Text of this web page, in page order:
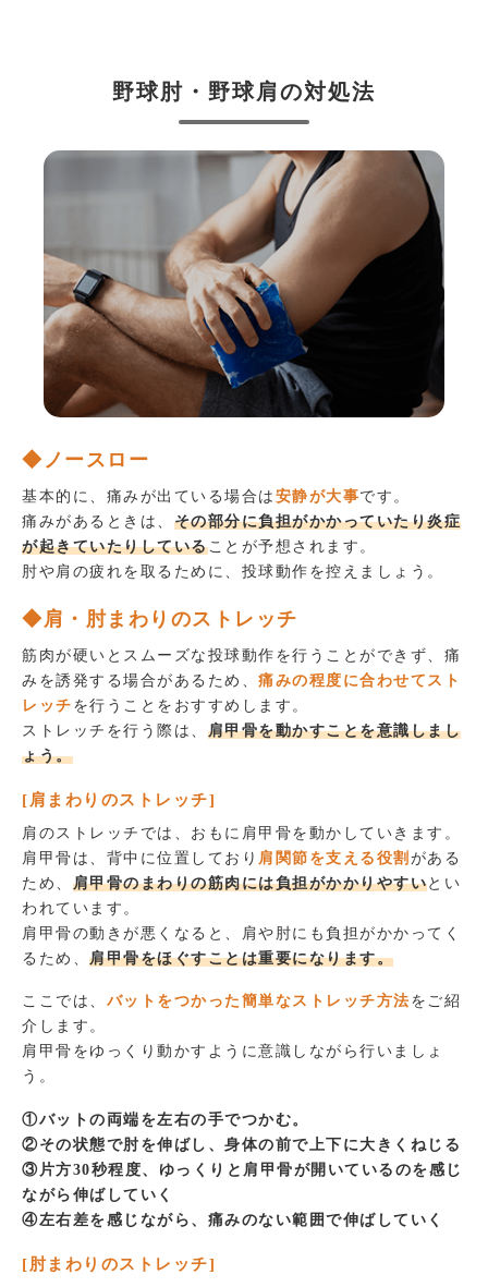
野球肘・野球肩の対処法
◆ノースロー
基本的に、痛みが出ている場合は 安静が大事です。
痛みがあるときは、 その部分に負担がかかっていたり炎症
が起きていたりしていることが予想されます。
肘や肩の疲れを取るために、投球動作を控えましょう。
◆肩・肘まわりのストレッチ
筋肉が硬いとスムーズな投球動作を行うことができず、痛
みを誘発する場合があるため、 痛みの程度に合わせてスト
レッチ を行うことをおすすめします。
ストレッチを行う際は、 肩甲骨を動かすことを意識しまし
ょう。
[肩まわりのストレッチ]
肩のストレッチでは、おもに肩甲骨を動かしていきます。
肩甲骨は、背中に位置しており 肩関節を支える役割 がある
ため、 肩甲骨のまわりの筋肉には負担がかかりやすいとい
われています。
肩甲骨の動きが悪くなると、肩や肘にも負担がかかってく
るため、 肩甲骨をほぐすことは重要になります。
ここでは、 バットをつかった簡単なストレッチ方法 をご紹
介します。
肩甲骨をゆっくり動かすように意識しながら行いましょ
う。
①バットの両端を左右の手でつかむ。
②その状態で肘を伸ばし、身体の前で上下に大きくねじる
③片方30秒程度、ゆっくりと肩甲骨が開いているのを感じ
ながら伸ばしていく
④左右差を感じながら、痛みのない範囲で伸ばしていく
[肘まわりのストレッチ]